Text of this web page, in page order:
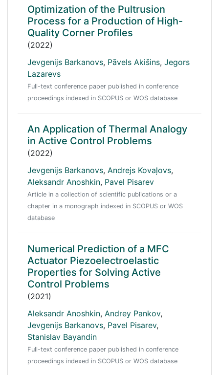
Optimization of the Pultrusion
Process for a Production of High-
Quality Corner Profiles
(2022)
Jevgenijs Barkanovs, Pāvels Akišins, Jegors
Lazarevs
Full-text conference paper published in conference
proceedings indexed in SCOPUS or WOS database
An Application of Thermal Analogy
in Active Control Problems
(2022)
Jevgenijs Barkanovs, Andrejs Kovaļovs,
Aleksandr Anoshkin, Pavel Pisarev
Article in a collection of scientific publications or a
chapter in a monograph indexed in SCOPUS or WOS
database
Numerical Prediction of a MFC
Actuator Piezoelectroelastic
Properties for Solving Active
Control Problems
(2021)
Aleksandr Anoshkin, Andrey Pankov,
Jevgenijs Barkanovs, Pavel Pisarev,
Stanislav Bayandin
Full-text conference paper published in conference
proceedings indexed in SCOPUS or WOS database